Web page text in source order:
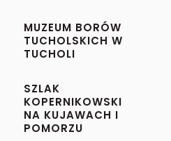
MUZEUM BORÓW
TUCHOLSKICH W
TUCHOLI
SZLAK
KOPERNIKOWSKI
NA KUJAWACH I
POMORZU